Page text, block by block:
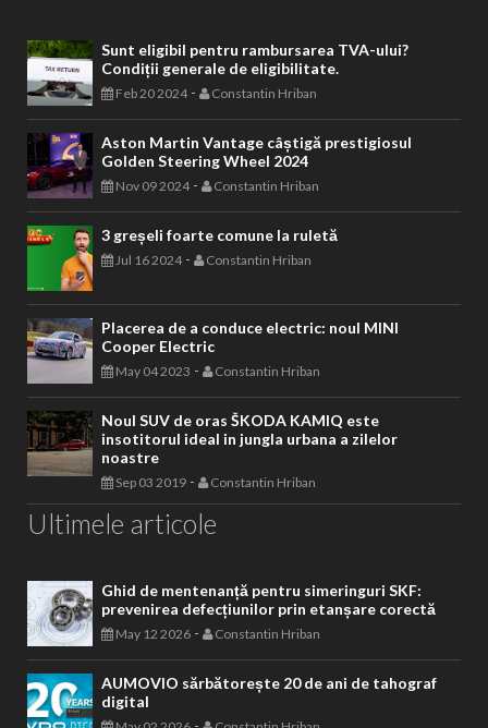
Sunt eligibil pentru rambursarea TVA-ului?
Condiții generale de eligibilitate.
Feb 20 2024- Constantin Hriban
Aston Martin Vantage câștigă prestigiosul
Golden Steering Wheel 2024
Nov 09 2024- Constantin Hriban
3 greșeli foarte comune la ruletă
Jul 16 2024- Constantin Hriban
Placerea de a conduce electric: noul MINI
Cooper Electric
May 04 2023 - Constantin Hriban
Noul SUV de oras ŠKODA KAMIQ este
insotitorul ideal in jungla urbana a zilelor
noastre
Sep 03 2019 - Constantin Hriban
Ultimele articole
Ghid de mentenanță pentru simeringuri SKF:
prevenirea defecțiunilor prin etanșare corectă
May 12 2026 - Constantin Hriban
AUMOVIO sărbătorește 20 de ani de tahograf
digital